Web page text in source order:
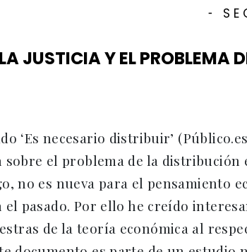
-
JUSTICIA Y EL PROBLEMA
necesario distribuir’
el problema de la distribución
no es nueva para el pensamiento
pasado. Por ello he creído
de la teoría económica al